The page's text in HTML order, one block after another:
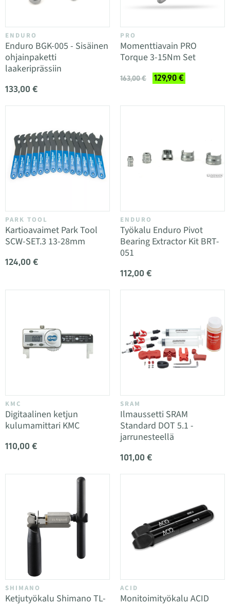
ENDURO
Enduro BGK-005 - Sisäinen
ohjainpaketti
laakeriprässiin
133,00 €
PRO
Momenttiavain PRO
Torque 3-15Nm Set
163,00 € 129,90 €
PARK TOOL
Kartioavaimet Park Tool
SCW-SET.3 13-28mm
124,00 €
ENDURO
Työkalu Enduro Pivot
Bearing Extractor Kit BRT-
051
112,00 €
KMC
Digitaalinen ketjun
kulumamittari KMC
110,00 €
SRAM
Ilmaussetti SRAM
Standard DOT 5.1 -
jarrunesteellä
101,00 €
SHIMANO
Ketjutyökalu Shimano TL-
ACID
Monitoimityökalu ACID